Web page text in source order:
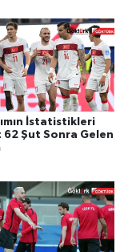
İstatistikleri
62 Şut Sonra Gelen